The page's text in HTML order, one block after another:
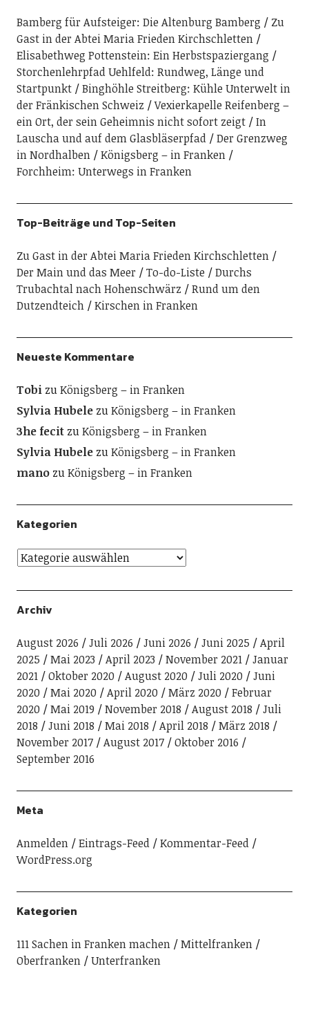
Bamberg für Aufsteiger: Die Altenburg Bamberg
Zu
Gast in der Abtei Maria Frieden Kirchschletten
Elisabethweg Pottenstein: Ein Herbstspaziergang
Storchenlehrpfad Uehlfeld: Rundweg, Länge und
Startpunkt
Binghöhle Streitberg: Kühle Unterwelt in
der Fränkischen Schweiz
Vexierkapelle Reifenberg –
ein Ort, der sein Geheimnis nicht sofort zeigt
In
Lauscha und auf dem Glasbläserpfad
Der Grenzweg
in Nordhalben
Königsberg – in Franken
Forchheim: Unterwegs in Franken
Top-Beiträge und Top-Seiten
Zu Gast in der Abtei Maria Frieden Kirchschletten
Der Main und das Meer
To-do-Liste
Durchs
Trubachtal nach Hohenschwärz
Rund um den
Dutzendteich
Kirschen in Franken
Neueste Kommentare
TobizuKönigsberg – in Franken
Sylvia HubelezuKönigsberg – in Franken
3he fecitzuKönigsberg – in Franken
Sylvia HubelezuKönigsberg – in Franken
manozuKönigsberg – in Franken
Kategorien
Archiv
August 2026 Juli 2026 Juni 2026 Juni 2025
April
2025
Mai 2023 April 2023 November 2021
Januar
2021
Oktober 2020 August 2020 Juli 2020
Juni
2020
Mai 2020 April 2020 März 2020
Februar
2020
Mai 2019 November 2018 August 2018
Juli
2018
Juni 2018 Mai 2018 April 2018
März 2018
November 2017
August 2017
Oktober 2016
September 2016
Meta
Anmelden Eintrags-Feed
Kommentar-Feed
WordPress.org
Kategorien
111 Sachen in Franken machen
Mittelfranken
Oberfranken
Unterfranken